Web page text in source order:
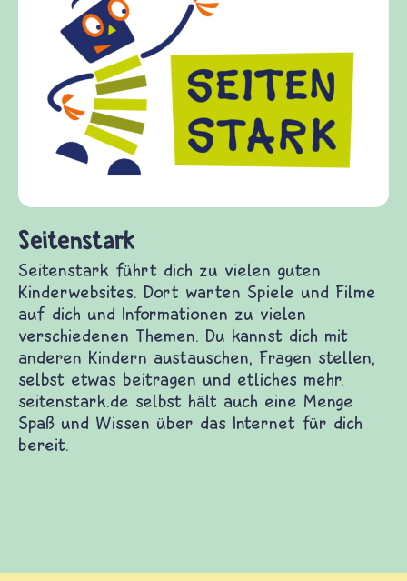
Frieden Fragen
frieden-fragen.de ist ein Internet-Angebot für
Kinder, Eltern und ErzieherInnen das zu
Fragen von Krieg und Frieden, Streit und
Gewalt informiert und einen Austausch zu
diesem Themenbereich ermöglicht. frieden-
fragen.de bietet Antworten auf wichtige
und Frieden, Streit und Gewalt.